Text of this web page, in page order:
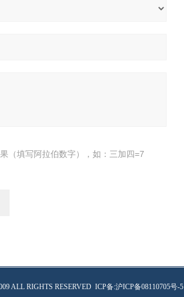
（填写阿拉伯数字），如：三加四=7
ALL RIGHTS RESERVED ICP备:沪ICP备08110705号-5